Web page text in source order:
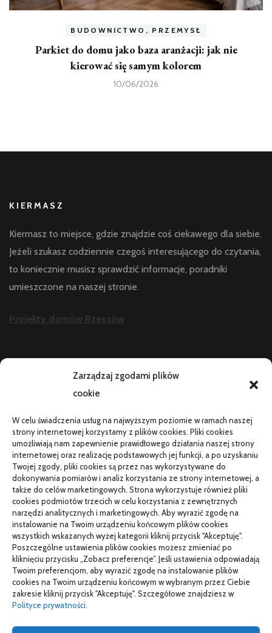
Zarządzaj zgodami plików
cookie
W celu świadczenia usług na najwyższym poziomie w ramach naszej
strony internetowej korzystamy z plików cookies. Pliki cookies
umożliwiają nam zapewnienie prawidłowego działania naszej strony
internetowej oraz realizację podstawowych jej funkcji, a po uzyskaniu
Twojej zgody, pliki cookies są przez nas wykorzystywane do
dokonywania pomiarów i analiz korzystania ze strony internetowej, a
także do celów marketingowych. Strona wykorzystuje również pliki
cookies podmiotów trzecich w celu korzystania z zewnętrznych
narzędzi analitycznych i marketingowych. Aby wyrazić zgodę na
instalowanie na Twoim urządzeniu końcowym plików cookies
wszystkich wskazanych wyżej kategorii kliknij przycisk "Akceptuję".
Poszczególne ustawienia plików cookies możesz zmieniać po
kliknięciu przycisku „Zobacz preferencje”. Jeśli ustawienia odpowiadają
Twoim preferencjom, aby wyrazić zgodę na instalowanie plików
cookies na Twoim urządzeniu końcowym w wybranym przez Ciebie
zakresie kliknij przycisk "Akceptuję". Szczegółowe znajdziesz w
Polityce prywatności.
BUDOWNICTWO, PRZEMYSŁ
Parkiet do domu jako baza aranżacji: jak nie
kierować się samym kolorem
10/06/2026
KIERMASZ
Kiermasz to miejsce, gdzie znajdzie coś ciekawego dla siebie.
Jeżeli szukasz codziennie czegoś interesującego do czytania,
to koniecznie musisz sprawdzić informacje, poradniki
umieszczone na naszej stronie.
Projekty domów Rzeszów
Telefon zawiesza się i wyłącza pod obciążeniem:
PR od podstaw w małej firmie: nauka i wdrożenie
Termin do specjalisty za kilka miesięcy: co robić
Porządkowanie faktur kosztowych przed wdrożeniem KSeF
TO SIĘ CZYTA
Gorąca oraz poetyczna Hiszpania z kamperem – gdzie
pojechać na wczasy z bliskimi?
Czemu warto wybierać śruby z ocynkiem
Właściwe domy z drewna jak budować w solidny sposób